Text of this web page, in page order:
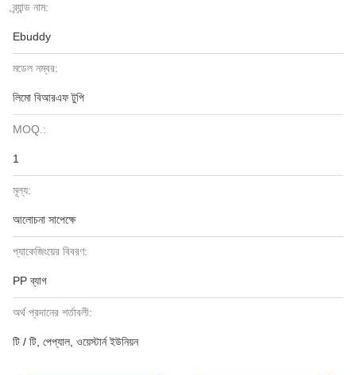
ব্র্যান্ড নাম:
Ebuddy
মডেল নম্বর:
লিমো বিআরএফ টুপি
MOQ.:
1
মূল্য:
আলোচনা সাপেক্ষে
প্যাকেজিংয়ের বিবরণ:
PP ব্যাগ
অর্থ প্রদানের শর্তাবলী:
টি / টি, পেপ্যাল, ওয়েস্টার্ন ইউনিয়ন